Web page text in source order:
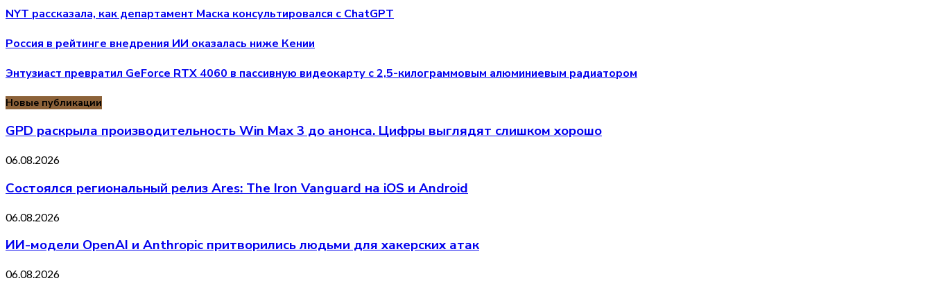
NYT рассказала, как департамент Маска консультировался с ChatGPT
Россия в рейтинге внедрения ИИ оказалась ниже Кении
Энтузиаст превратил GeForce RTX 4060 в пассивную видеокарту с 2,5-килограммовым алюминиевым радиатором
Новые публикации
GPD раскрыла производительность Win Max 3 до анонса. Цифры выглядят слишком хорошо
06.08.2026
Состоялся региональный релиз Ares: The Iron Vanguard на iOS и Android
06.08.2026
ИИ-модели OpenAI и Anthropic притворились людьми для хакерских атак
06.08.2026